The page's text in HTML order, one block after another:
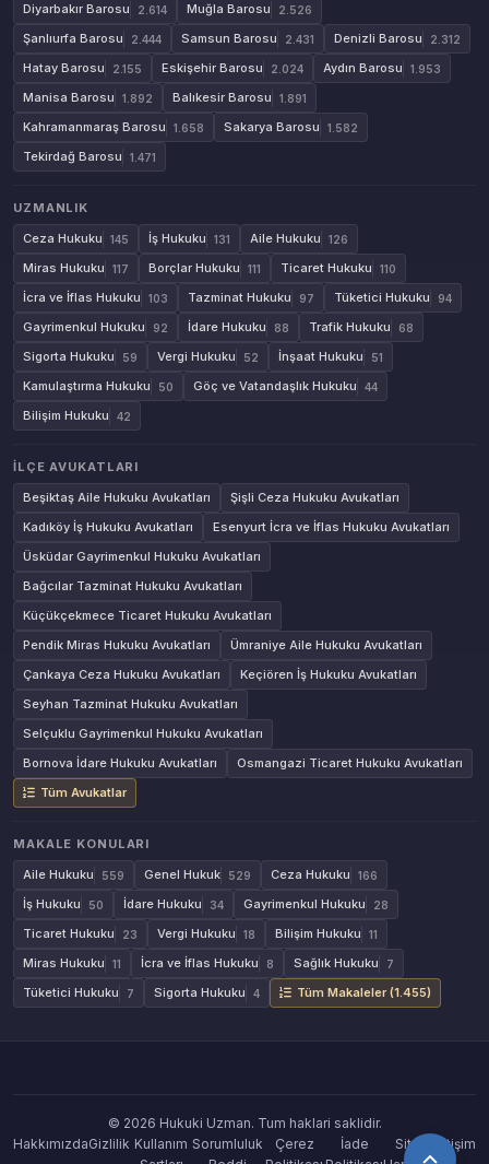
Diyarbakır Barosu 2.614 Muğla Barosu 2.526
Şanlıurfa Barosu 2.444 Samsun Barosu 2.431 Denizli Barosu 2.312
Hatay Barosu 2.155 Eskişehir Barosu 2.024 Aydın Barosu 1.953
Manisa Barosu 1.892 Balıkesir Barosu 1.891
Kahramanmaraş Barosu 1.658 Sakarya Barosu 1.582
Tekirdağ Barosu 1.471
UZMANLIK
Ceza Hukuku
145 İş Hukuku 131 Aile Hukuku 126
Miras Hukuku 117 Borçlar Hukuku 111 Ticaret Hukuku 110
İcra ve İflas Hukuku 103 Tazminat Hukuku 97 Tüketici Hukuku 94
Gayrimenkul Hukuku 92 İdare Hukuku 88 Trafik Hukuku 68
Sigorta Hukuku 59 Vergi Hukuku 52 İnşaat Hukuku 51
Kamulaştırma Hukuku 50 Göç ve Vatandaşlık Hukuku 44
Bilişim Hukuku 42
İLÇE AVUKATLARI
Beşiktaş Aile Hukuku Avukatları
Şişli Ceza Hukuku Avukatları
Kadıköy İş Hukuku Avukatları
Esenyurt İcra ve İflas Hukuku Avukatları
Üsküdar Gayrimenkul Hukuku Avukatları
Bağcılar Tazminat Hukuku Avukatları
Küçükçekmece Ticaret Hukuku Avukatları
Pendik Miras Hukuku Avukatları
Ümraniye Aile Hukuku Avukatları
Çankaya Ceza Hukuku Avukatları
Keçiören İş Hukuku Avukatları
Seyhan Tazminat Hukuku Avukatları
Selçuklu Gayrimenkul Hukuku Avukatları
Bornova İdare Hukuku Avukatları
Osmangazi Ticaret Hukuku Avukatları
Tüm Avukatlar
MAKALE KONULARI
Aile Hukuku
559 Genel Hukuk 529 Ceza Hukuku 166
İş Hukuku 50 İdare Hukuku 34 Gayrimenkul Hukuku 28
Ticaret Hukuku 23 Vergi Hukuku 18 Bilişim Hukuku 11
Miras Hukuku 11 İcra ve İflas Hukuku 8 Sağlık Hukuku 7
Tüketici Hukuku 7 Sigorta Hukuku 4 Tüm Makaleler (1.455)
© 2026 Hukuki Uzman. Tum haklari saklidir.
HakkımızdaGizlilik Kullanım Sorumluluk
Çerez
İade
Site
İletişim